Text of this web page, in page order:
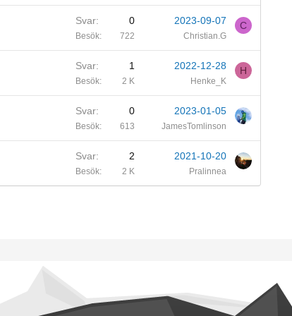
Svar 0
Besök 722
2023-09-07
Christian.G
C
Svar 1
Besök 2 K
2022-12-28
Henke_K
H
Svar 0
Besök 613
2023-01-05
JamesTomlinson
Svar 2
Besök 2 K
2021-10-20
Pralinnea